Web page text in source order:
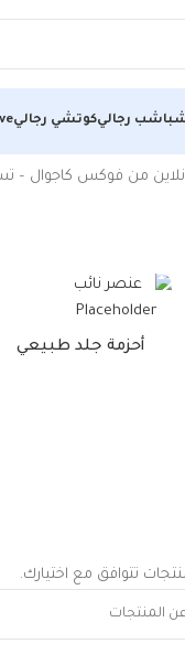
رجاليكوتشي رجالي
من فوكس كاجوال –
أحزمة جلد طبيعي
تتوافق مع اختيارك.